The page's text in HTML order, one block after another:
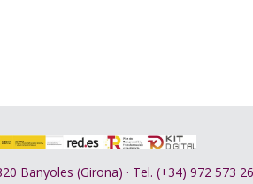
Banyoles (Girona) · Tel. (+34) 972 573